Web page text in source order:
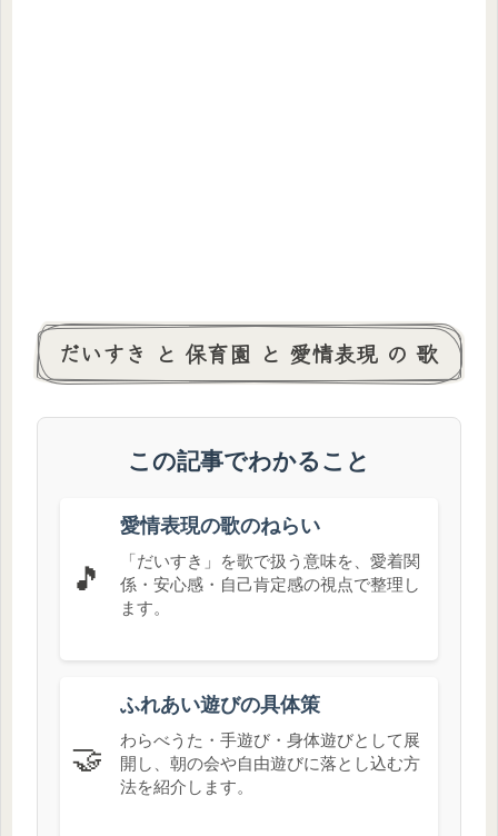
だいすき と 保育園 と 愛情表現 の 歌
この記事でわかること
🎵
愛情表現の歌のねらい
「だいすき」を歌で扱う意味を、愛着関
係・安心感・自己肯定感の視点で整理し
ます。
🤝
ふれあい遊びの具体策
わらべうた・手遊び・身体遊びとして展
開し、朝の会や自由遊びに落とし込む方
法を紹介します。